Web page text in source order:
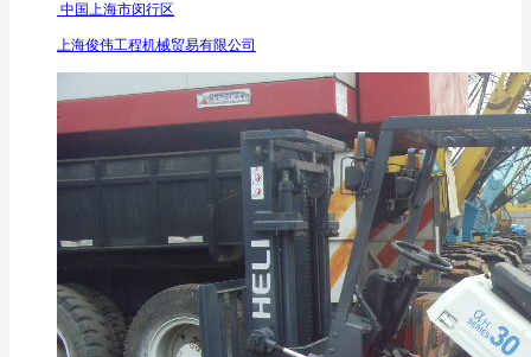
中国上海市闵行区
上海俊伟工程机械贸易有限公司